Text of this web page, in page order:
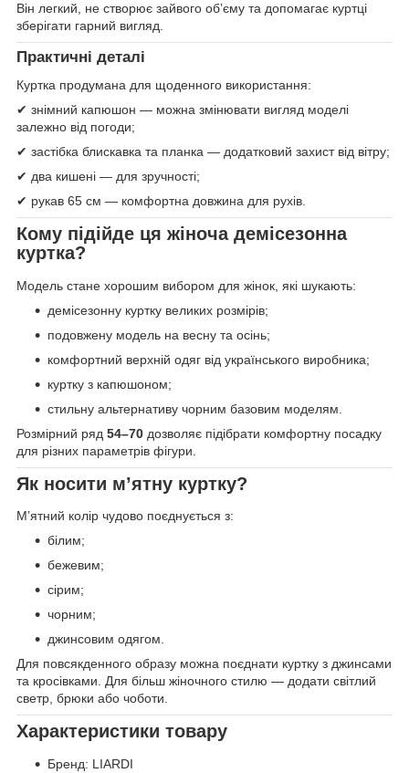
Він легкий, не створює зайвого об’єму та допомагає куртці
зберігати гарний вигляд.
Практичні деталі
Куртка продумана для щоденного використання:
✔ знімний капюшон — можна змінювати вигляд моделі
залежно від погоди;
✔ застібка блискавка та планка — додатковий захист від вітру;
✔ два кишені — для зручності;
✔ рукав 65 см — комфортна довжина для рухів.
Кому підійде ця жіноча демісезонна
куртка?
Модель стане хорошим вибором для жінок, які шукають:
демісезонну куртку великих розмірів;
подовжену модель на весну та осінь;
комфортний верхній одяг від українського виробника;
куртку з капюшоном;
стильну альтернативу чорним базовим моделям.
Розмірний ряд 54–70 дозволяє підібрати комфортну посадку
для різних параметрів фігури.
Як носити м’ятну куртку?
М’ятний колір чудово поєднується з:
білим;
бежевим;
сірим;
чорним;
джинсовим одягом.
Для повсякденного образу можна поєднати куртку з джинсами
та кросівками. Для більш жіночного стилю — додати світлий
светр, брюки або чоботи.
Характеристики товару
Бренд: LIARDI